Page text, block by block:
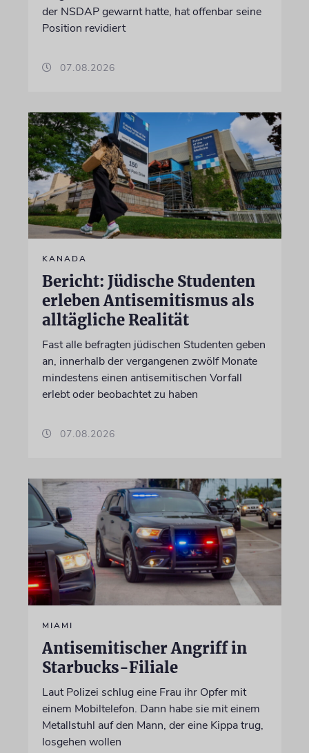
der NSDAP gewarnt hatte, hat offenbar seine
Position revidiert
07.08.2026
KANADA
Bericht: Jüdische Studenten
erleben Antisemitismus als
alltägliche Realität
Fast alle befragten jüdischen Studenten geben
an, innerhalb der vergangenen zwölf Monate
mindestens einen antisemitischen Vorfall
erlebt oder beobachtet zu haben
07.08.2026
MIAMI
Antisemitischer Angriff in
Starbucks-Filiale
Laut Polizei schlug eine Frau ihr Opfer mit
einem Mobiltelefon. Dann habe sie mit einem
Metallstuhl auf den Mann, der eine Kippa trug,
losgehen wollen